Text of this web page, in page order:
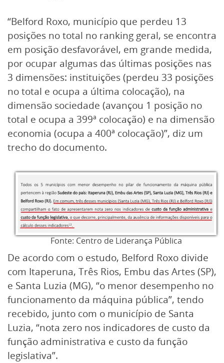
“Belford Roxo, município que perdeu 13
posições no total no ranking geral, se encontra
em posição desfavorável, em grande medida,
por ocupar algumas das últimas posições nas
3 dimensões: instituições (perdeu 33 posições
no total e ocupa a última colocação), na
dimensão sociedade (avançou 1 posição no
total e ocupa a 399ª colocação) e na dimensão
economia (ocupa a 400ª colocação)”, diz um
trecho do documento.
Fonte: Centro de Liderança Pública
De acordo com o estudo, Belford Roxo divide
com Itaperuna, Três Rios, Embu das Artes (SP),
e Santa Luzia (MG), “o menor desempenho no
funcionamento da máquina pública”, tendo
recebido, junto com o município de Santa
Luzia, “nota zero nos indicadores de custo da
função administrativa e custo da função
legislativa”.